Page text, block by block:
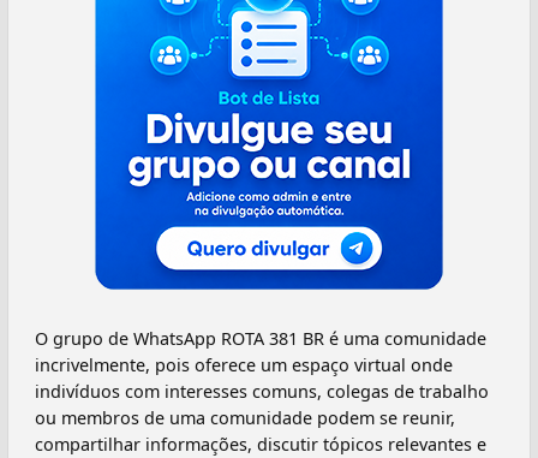
O grupo de WhatsApp ROTA 381 BR é uma comunidade
incrivelmente, pois oferece um espaço virtual onde
indivíduos com interesses comuns, colegas de trabalho
ou membros de uma comunidade podem se reunir,
compartilhar informações, discutir tópicos relevantes e